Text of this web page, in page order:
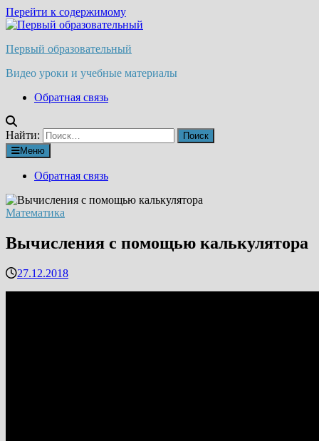
Перейти к содержимому
Первый образовательный
Видео уроки и учебные материалы
Обратная связь
Найти:
Меню
Обратная связь
Математика
Вычисления с помощью калькулятора
27.12.2018